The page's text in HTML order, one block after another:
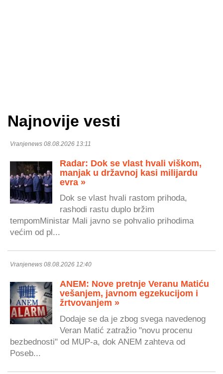
Najnovije vesti
Vranjenews 08.08.2026 13:11
Radar: Dok se vlast hvali viškom,
manjak u državnoj kasi milijardu
evra »
Dok se vlast hvali rastom prihoda,
rashodi rastu duplo bržim
tempomMinistar Mali javno se pohvalio prihodima
većim od pl...
Vranjenews 08.08.2026 12:40
ANEM: Nove pretnje Veranu Matiću
vešanjem, javnom egzekucijom i
žrtvovanjem »
Dodaje se da je zbog svega navedenog
Veran Matić zatražio "novu procenu
bezbednosti" od MUP-a, dok ANEM zahteva od
Poseb...